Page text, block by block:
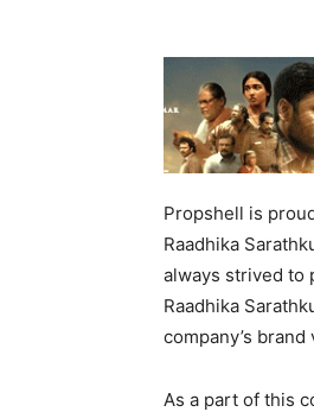
Propshell is
Raadhika
always strived to
Raadhika
company’s
As a part of this